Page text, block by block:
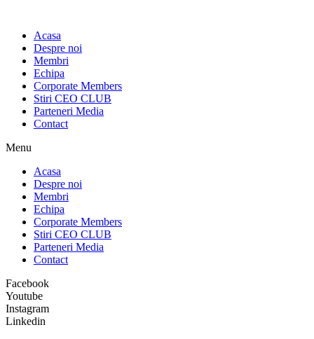
conținutAcasa
Despre noi
Membri
Echipa
Corporate Members
Stiri CEO CLUB
Parteneri Media
Contact
Menu
Acasa
Despre noi
Membri
Echipa
Corporate Members
Stiri CEO CLUB
Parteneri Media
Contact
Facebook
Youtube
Instagram
Linkedin